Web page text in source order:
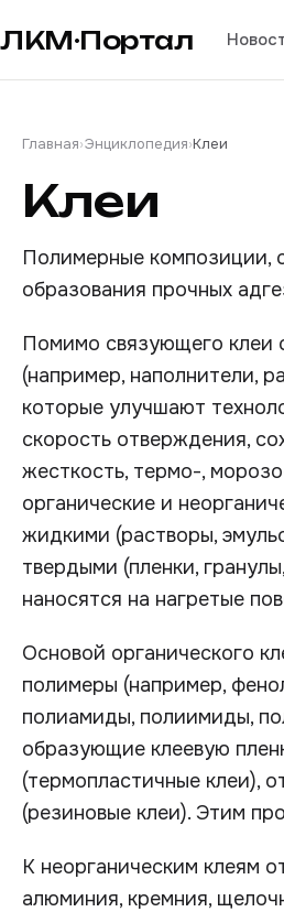
ЛКМ·Портал
Главная›Энциклопедия›Клеи
Клеи
Полимерные композиции,
образования прочных
Помимо связующего клеи
(например, наполнители,
которые улучшают
скорость отверждения,
жесткость, термо-,
органические и
жидкими (растворы,
твердыми (пленки,
наносятся на нагретые
Основой органического
полимеры (например,
полиамиды, полиимиды,
образующие клеевую
(термопластичные клеи),
(резиновые клеи). Этим
К неорганическим клеям
алюминия, кремния,